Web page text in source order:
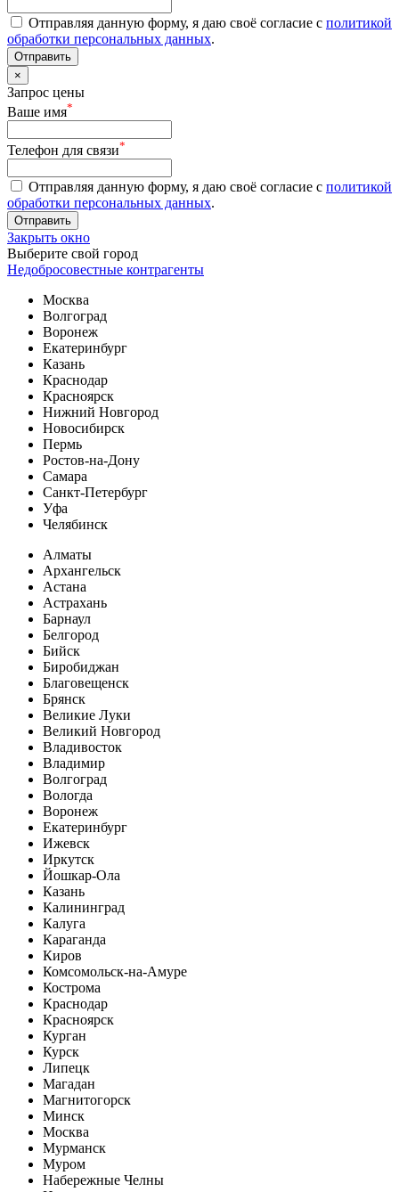
Отправляя данную форму, я даю своё согласие с политикой
обработки персональных данных.
Отправить
×
Запрос цены
Ваше имя*
Телефон для связи*
Отправляя данную форму, я даю своё согласие с политикой
обработки персональных данных.
Отправить
Закрыть окно
Выберите свой город
Недобросовестные контрагенты
Москва
Волгоград
Воронеж
Екатеринбург
Казань
Краснодар
Красноярск
Нижний Новгород
Новосибирск
Пермь
Ростов-на-Дону
Самара
Санкт-Петербург
Уфа
Челябинск
Алматы
Архангельск
Астана
Астрахань
Барнаул
Белгород
Бийск
Биробиджан
Благовещенск
Брянск
Великие Луки
Великий Новгород
Владивосток
Владимир
Волгоград
Вологда
Воронеж
Екатеринбург
Ижевск
Иркутск
Йошкар-Ола
Казань
Калининград
Калуга
Караганда
Киров
Комсомольск-на-Амуре
Кострома
Краснодар
Красноярск
Курган
Курск
Липецк
Магадан
Магнитогорск
Минск
Москва
Мурманск
Муром
Набережные Челны